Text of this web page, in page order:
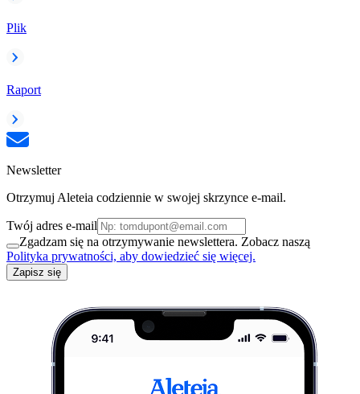
Plik
Raport
Newsletter
Otrzymuj Aleteia codziennie w swojej skrzynce e-mail.
Twój adres e-mail
Zgadzam się na otrzymywanie newslettera. Zobacz naszą
Polityka prywatności, aby dowiedzieć się więcej.
Zapisz się